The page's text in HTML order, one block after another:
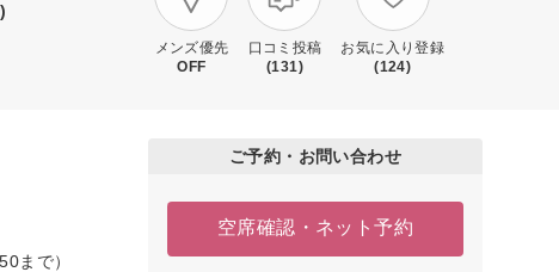
メンズ優先
OFF
口コミ投稿
(131)
お気に入り登録
(124)
まで）
ご予約・お問い合わせ
空席確認・ネット予約